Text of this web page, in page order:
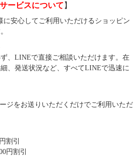
ービスについて 】
安心してご利用いただけるショッピン
、LINEで直接ご相談いただけます。在
、発送状況など、すべてLINEで迅速に
ジをお送りいただくだけでご利用いただ
割引
円割引